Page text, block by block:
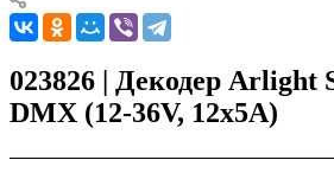
023826 | Декодер Arlight
DMX (12-36V, 12x5A)